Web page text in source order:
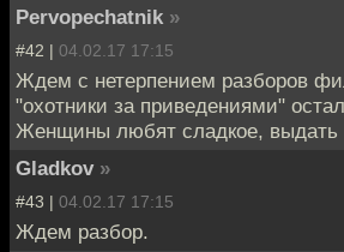
Pervopechatnik »
#42 | 04.02.17 17:15
Ждем с нетерпением разборов
"охотники за приведениями"
Женщины любят сладкое,
Gladkov »
#43 | 04.02.17 17:15
Ждем разбор.